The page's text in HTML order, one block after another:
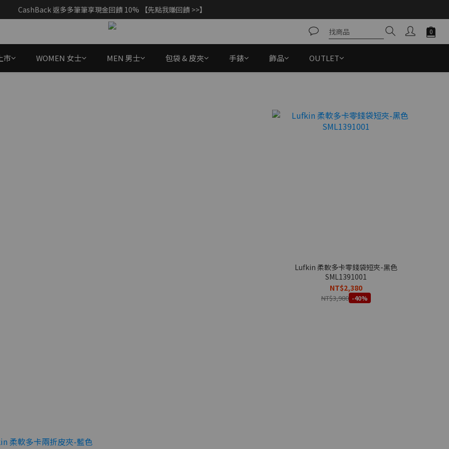
父親節獻禮｜加入/登入會員，新品享88折 >>
CashBack 返多多筆筆享現金回饋 10% 【先點我賺回饋 >>】
父親節獻禮｜加入/登入會員，新品享88折 >>
市 WOMEN 女士 MEN 男士 包袋 & 皮夾 手錶 飾品 OUTLET
Lufkin 柔軟多卡零錢袋短夾-黑色
SML1391001
NT$2,380
NT$3,980 -40%